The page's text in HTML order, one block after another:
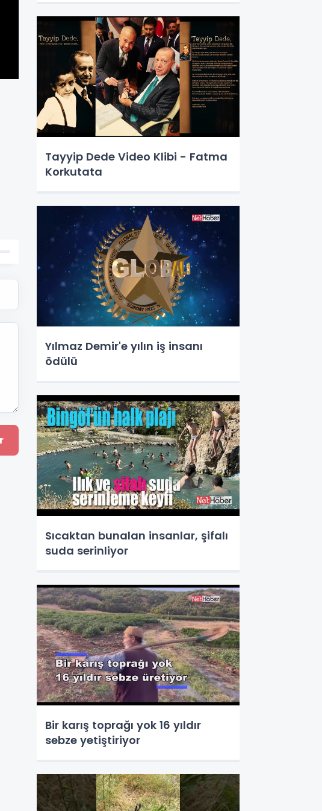
Tayyip Dede Video Klibi - Fatma
Korkutata
Yılmaz Demir'e yılın iş insanı
ödülü
Sıcaktan bunalan insanlar, şifalı
suda serinliyor
Bir karış toprağı yok 16 yıldır
sebze yetiştiriyor